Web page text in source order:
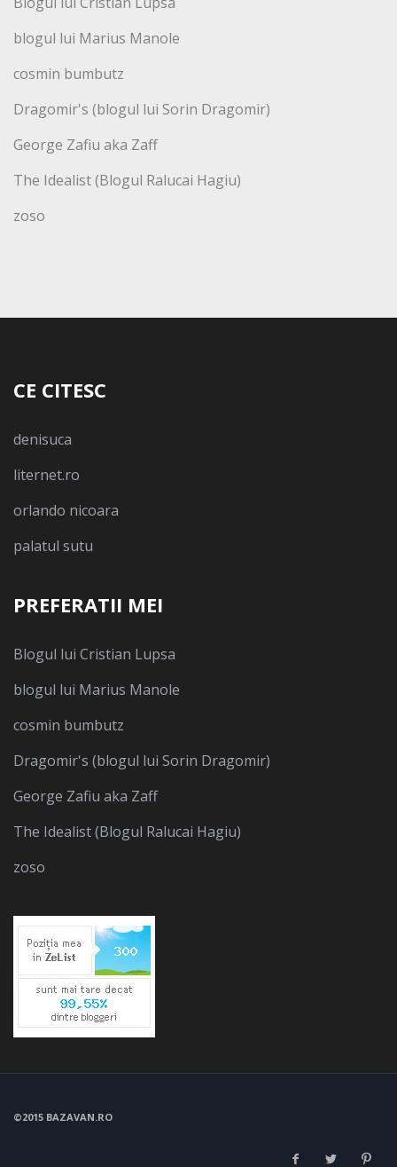
blogul lui Marius Manole
cosmin bumbutz
Dragomir's (blogul lui Sorin Dragomir)
George Zafiu aka Zaff
The Idealist (Blogul Ralucai Hagiu)
zoso
CE CITESC
denisuca
liternet.ro
orlando nicoara
palatul sutu
PREFERATII MEI
Blogul lui Cristian Lupsa
blogul lui Marius Manole
cosmin bumbutz
Dragomir's (blogul lui Sorin Dragomir)
George Zafiu aka Zaff
The Idealist (Blogul Ralucai Hagiu)
zoso
©2015 BAZAVAN.RO